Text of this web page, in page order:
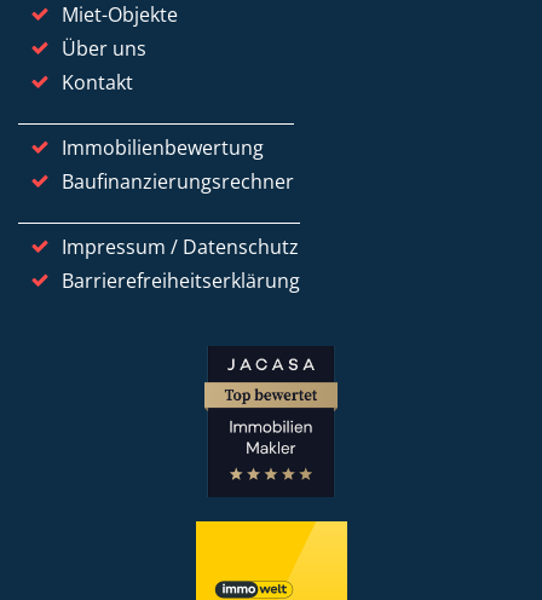
Miet-Objekte
Über uns
Kontakt
Immobilienbewertung
Baufinanzierungsrechner
Impressum / Datenschutz
Barrierefreiheitserklärung